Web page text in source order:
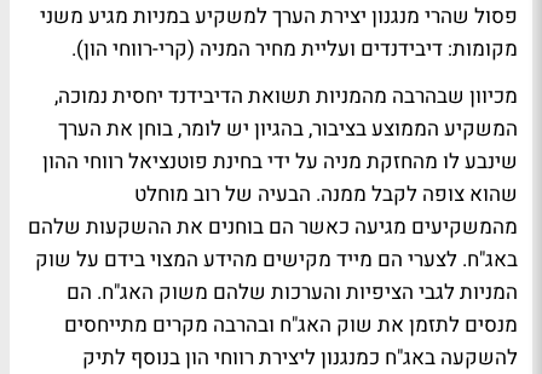
פסול שהרי מנגנון יצירת הערך למשקיע במניות מגיע משני
מקומות: דיבידנדים ועליית מחיר המניה (קרי-רווחי הון).
מכיוון שבהרבה מהמניות תשואת הדיבידנד יחסית נמוכה,
המשקיע הממוצע בציבור, בהגיון יש לומר, בוחן את הערך
שינבע לו מהחזקת מניה על ידי בחינת פוטנציאל רווחי ההון
שהוא צופה לקבל ממנה. הבעיה של רוב מוחלט
מהמשקיעים מגיעה כאשר הם בוחנים את ההשקעות שלהם
באג"ח. לצערי הם מייד מקישים מהידע המצוי בידם על שוק
המניות לגבי הציפיות והערכות שלהם משוק האג"ח. הם
מנסים לתזמן את שוק האג"ח ובהרבה מקרים מתייחסים
להשקעה באג"ח כמנגנון ליצירת רווחי הון בנוסף לתיק